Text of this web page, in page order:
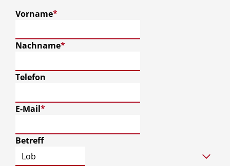
Vorname*
Nachname*
Telefon
E-Mail*
Betreff